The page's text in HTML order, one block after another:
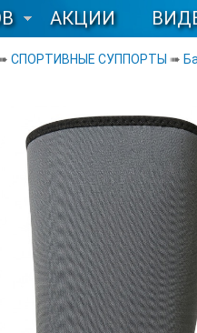
АКЦИИ
СПОРТИВНЫЕ СУППОРТЫ ➠